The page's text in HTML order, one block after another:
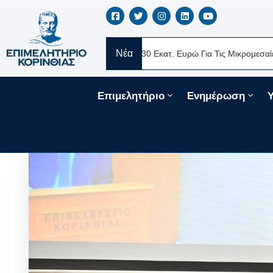
Νέα
Νέα Δάνεια 330 Εκατ. Ευρώ Για Τις Μικρομεσαίες
Επιμελητήριο Ενημέρωση